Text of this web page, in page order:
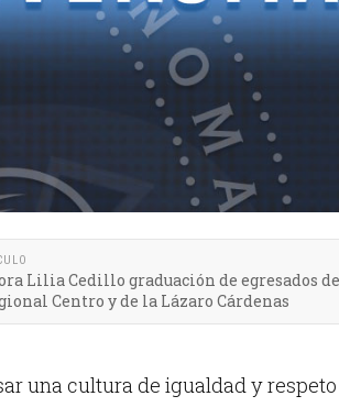
Lilia Cedillo graduación de egresados
Centro y de la Lázaro Cárdenas
una cultura de igualdad y